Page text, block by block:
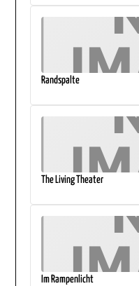
Randspalte
The Living Theater
Im Rampenlicht